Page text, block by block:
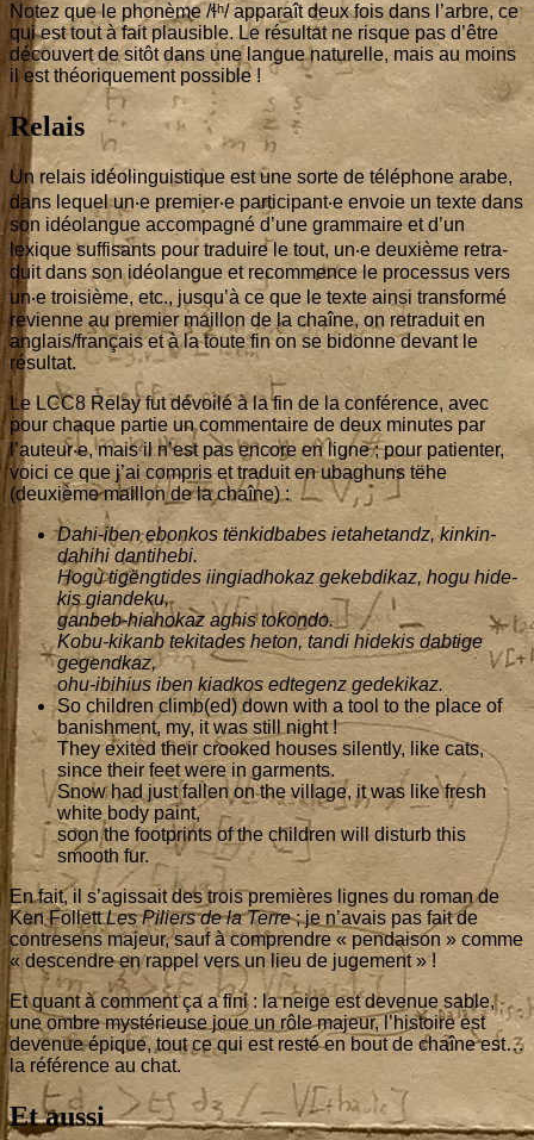
Notez que le pho­nème /ɬʰ/ appa­raît deux fois dans l’arbre, ce
qui est tout à fait plau­sible. Le résul­tat ne risque pas d’être
décou­vert de sitôt dans une langue natu­relle, mais au moins
il est théo­ri­que­ment possible !
Relais
Un relais idéo­lin­guis­tique est une sorte de télé­phone arabe,
dans lequel un‧e premier‧e participant‧e envoie un texte dans
son idéo­langue accom­pa­gné d’une gram­maire et d’un
lexique suf­fi­sants pour tra­duire le tout, un‧e deuxième retra­
duit dans son idéo­langue et recom­mence le pro­ces­sus vers
un‧e troi­sième, etc., jus­qu’à ce que le texte ain­si trans­for­mé
revienne au pre­mier maillon de la chaîne, on retra­duit en
anglais/français et à la toute fin on se bidonne devant le
résultat.
Le LCC8Relay fut dévoi­lé à la fin de la confé­rence, avec
pour chaque par­tie un com­men­taire de deux minutes par
l’auteur‧e, mais il n’est pas encore en ligne ; pour patien­ter,
voi­ci ce que j’ai com­pris et tra­duit en ubag­huns tëhe
(deuxième maillon de la chaîne) :
Dahi-iben ebon­kos tën­kid­babes ieta­he­tandz, kin­kin-
dahi­hi dan­ti­he­bi.
Hogu tigëng­tides iin­giadho­kaz gekeb­di­kaz, hogu hide­
kis gian­de­ku,
gan­beb-hia­ho­kaz aghis tokon­do.
Kobu-kikanb teki­tades heton, tan­di hide­kis dab­tige
gegend­kaz,
ohu-ibi­hius iben kiad­kos edte­genz gedekikaz.
So chil­dren climb(ed) down with a tool to the place of
banish­ment, my, it was still night !
They exi­ted their croo­ked houses silent­ly, like cats,
since their feet were in gar­ments.
Snow had just fal­len on the vil­lage, it was like fresh
white body paint,
soon the foot­prints of the chil­dren will dis­turb this
smooth fur.
En fait, il s’a­gis­sait des trois pre­mières lignes du roman de
Ken Fol­lettLes Piliers de la Terre; je n’a­vais pas fait de
contre­sens majeur, sauf à com­prendre « pen­dai­son » comme
« des­cendre en rap­pel vers un lieu de jugement » !
Et quant à com­ment ça a fini : la neige est deve­nue sable,
une ombre mys­té­rieuse joue un rôle majeur, l’his­toire est
deve­nue épique, tout ce qui est res­té en bout de chaîne est…
la réfé­rence au chat.
Et aussi